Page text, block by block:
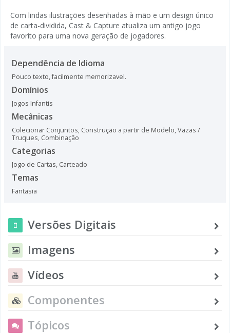
Com lindas ilustrações desenhadas à mão e um design único
de carta-dividida, Cast & Capture atualiza um antigo jogo
favorito para uma nova geração de jogadores.
Dependência de Idioma
Pouco texto, facilmente memorizavel.
Domínios
Jogos Infantis
Mecânicas
Colecionar Conjuntos, Construção a partir de Modelo,Vazas /
Truques, Combinação
Categorias
Jogo de Cartas, Carteado
Temas
Fantasia
Versões Digitais
Imagens
Vídeos
Componentes
Tópicos